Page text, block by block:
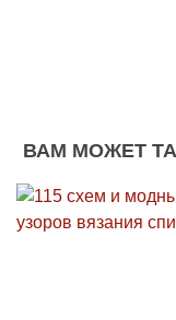
ВАМ МОЖЕТ